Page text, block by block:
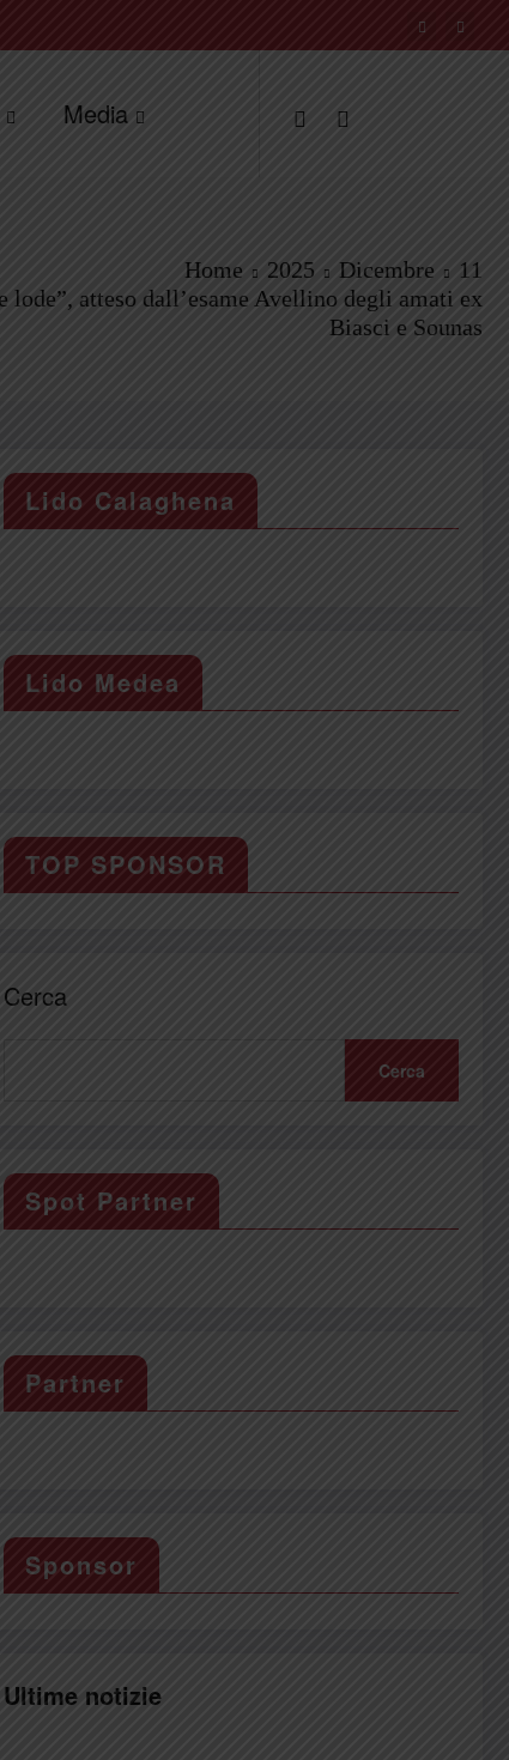
Media
Home 2025 Dicembre
11
lode”, atteso dall’esame Avellino degli amati ex
Biasci e Sounas
Lido Calaghena
Lido Medea
TOP SPONSOR
Cerca
Cerca
Spot Partner
Partner
Sponsor
Ultime notizie